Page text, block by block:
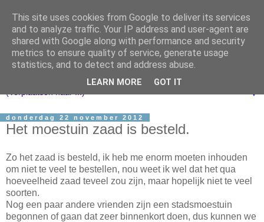
▼
donderdag 22 november 2012
Het moestuin zaad is besteld.
Zo het zaad is besteld, ik heb me enorm moeten inhouden
om niet te veel te bestellen, nou weet ik wel dat het qua
hoeveelheid zaad teveel zou zijn, maar hopelijk niet te veel
soorten.
Nog een paar andere vrienden zijn een stadsmoestuin
begonnen of gaan dat zeer binnenkort doen, dus kunnen we
This site uses cookies from Google to deliver its services
and to analyze traffic. Your IP address and user-agent are
shared with Google along with performance and security
metrics to ensure quality of service, generate usage
statistics, and to detect and address abuse.
LEARN MORE GOT IT